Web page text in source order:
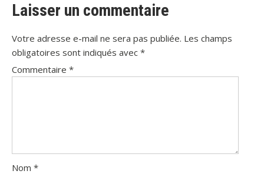
Laisser un commentaire
Votre adresse e-mail ne sera pas publiée. Les champs
obligatoires sont indiqués avec *
Commentaire *
Nom *